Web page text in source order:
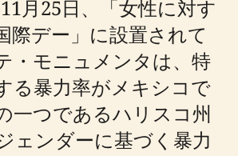
月25日、「女性に対す
際デー」に設置されて
・モニュメンタは、特
る暴力率がメキシコで
一つであるハリスコ州
ェンダーに基づく暴力